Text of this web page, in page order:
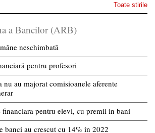
Toate stirile
a Bancilor (ARB)
neschimbată
pentru profesori
nu au majorat comisioanele aferente
financiara pentru elevi, cu premii in bani
banci au crescut cu 14% in 2022